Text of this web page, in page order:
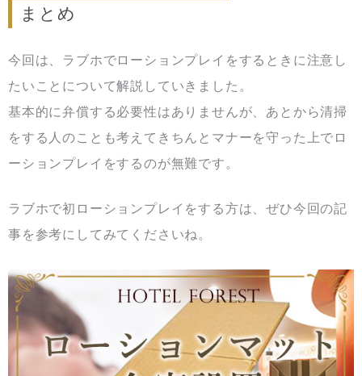
まとめ
今回は、ラブホでローションプレイをするときに注意し
たいことについて解説していきました。
基本的に弁償する必要性はありませんが、あとから清掃
をする人のことも考えてきちんとマナーを守った上でロ
ーションプレイをするのが無難です。
ラブホで初ローションプレイをする方は、ぜひ今回の記
事を参考にしてみてくださいね。